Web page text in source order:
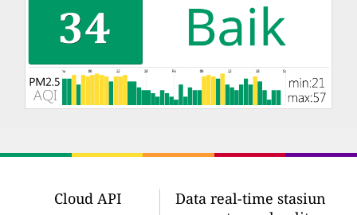
Cloud API
Data real-time stasiun